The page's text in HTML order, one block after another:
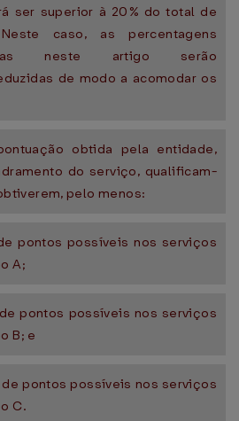
ser superior à 20% do total de
caso, as percentagens
neste artigo serão
de modo a acomodar os
obtida pela entidade,
do serviço, qualificam-
pelo menos:
pontos possíveis nos serviços
A;
pontos possíveis nos serviços
B; e
pontos possíveis nos serviços
C.